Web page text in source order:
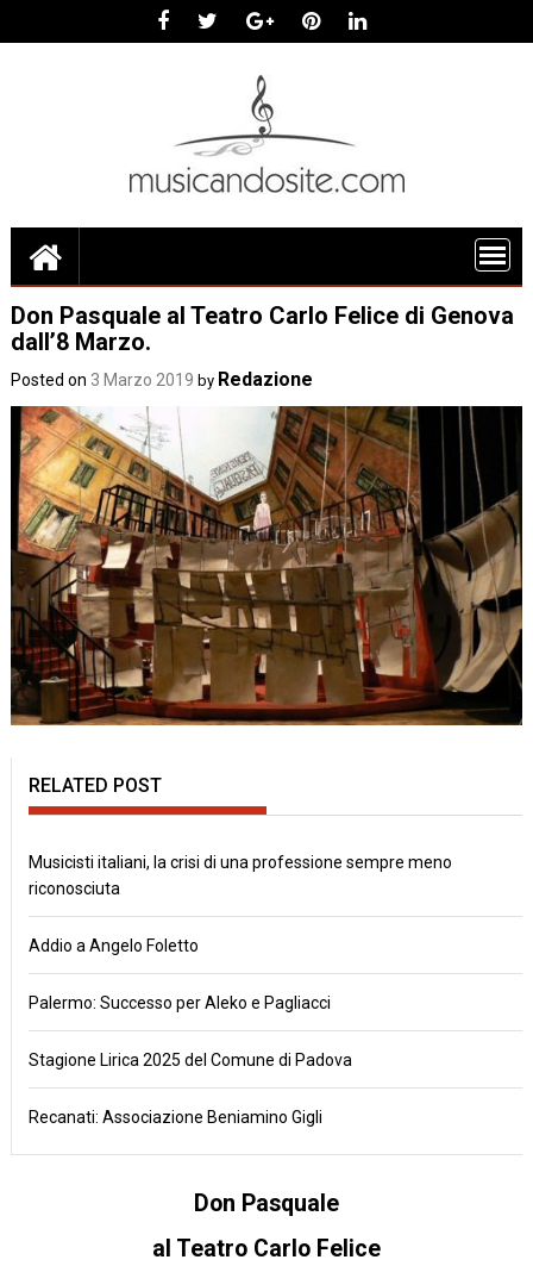
Don Pasquale al Teatro Carlo Felice di Genova
dall’8 Marzo.
Posted on 3 Marzo 2019 by Redazione
RELATED POST
Musicisti italiani, la crisi di una professione sempre meno
riconosciuta
Addio a Angelo Foletto
Palermo: Successo per Aleko e Pagliacci
Stagione Lirica 2025 del Comune di Padova
Recanati: Associazione Beniamino Gigli
Don Pasquale
al Teatro Carlo Felice